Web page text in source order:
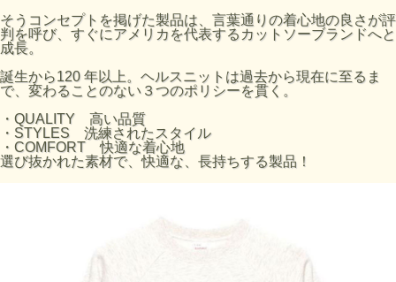
SPEC
M：着丈68.5cm / 身幅56.6cm / 裄丈86.4cm
L：着丈70.5cm / 身幅59.7cm / 裄丈88.9cm
XL：着丈72.5cm / 身幅62.8cm / 裄丈91.4cm
Model
アッシュグレー H176cm 着用 Lサイズ
ITEM NUMBER 54018
そうコンセプトを掲げた製品は、言葉通りの着心地の良さが評
判を呼び、すぐにアメリカを代表するカットソーブランドへと
成長。
誕生から120 年以上。ヘルスニットは過去から現在に至るま
で、変わることのない３つのポリシーを貫く。
・QUALITY 高い品質
・STYLES 洗練されたスタイル
・COMFORT 快適な着心地
選び抜かれた素材で、快適な、長持ちする製品！